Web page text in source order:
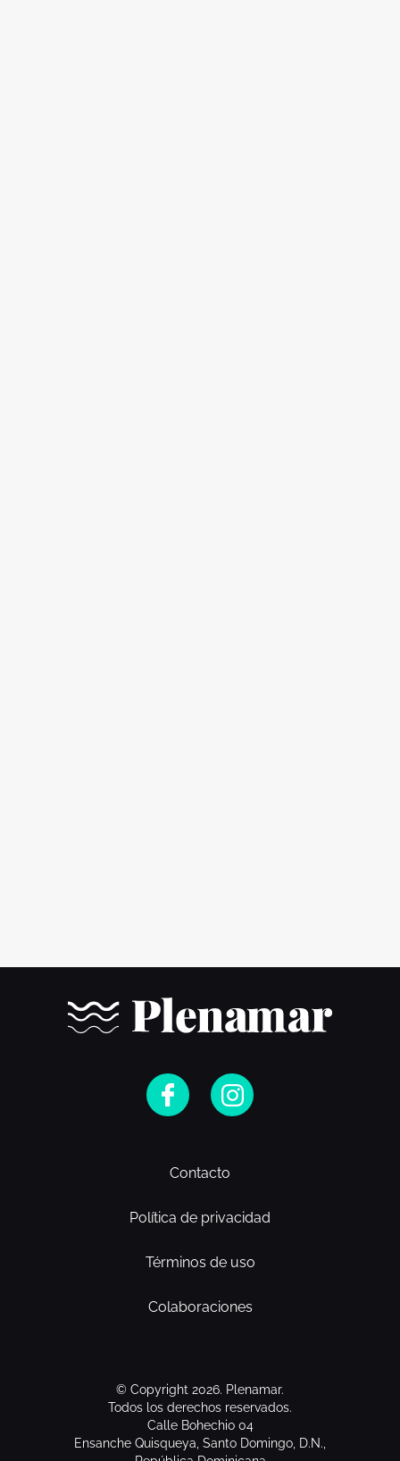
Contacto
Política de privacidad
Términos de uso
Colaboraciones
© Copyright 2026. Plenamar.
Todos los derechos reservados.
Calle Bohechio 04
Ensanche Quisqueya, Santo Domingo, D.N.,